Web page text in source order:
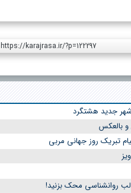
https://karajrasa.ir/?p=122297
جدید هشتگرد
بالعکس
تبریک روز جهانی مربی
روانشناسی محک بزنید!